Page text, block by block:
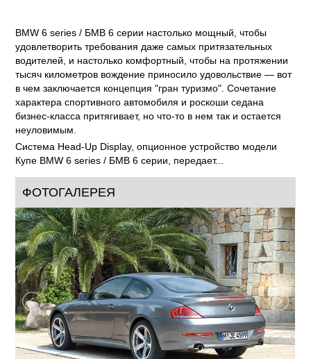
год:
класс:
Купе
BMW 6 series / БМВ 6 серии настолько мощный, чтобы
удовлетворить требования даже самых притязательных
водителей, и настолько комфортный, чтобы на протяжении
тысяч километров вождение приносило удовольствие — вот
в чем заключается концепция "гран туризмо". Сочетание
характера спортивного автомобиля и роскоши седана
бизнес-класса притягивает, но что-то в нем так и остается
неуловимым.
Система Head-Up Display, опционное устройство модели
Купе BMW 6 series / БМВ 6 серии, передает...
ФОТОГАЛЕРЕЯ